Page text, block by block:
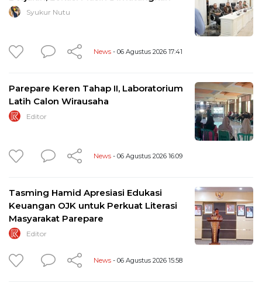
Syukur Nutu
News - 06 Agustus 2026 17:41
Parepare Keren Tahap II, Laboratorium
Latih Calon Wirausaha
Editor
News - 06 Agustus 2026 16:09
Tasming Hamid Apresiasi Edukasi
Keuangan OJK untuk Perkuat Literasi
Masyarakat Parepare
Editor
News - 06 Agustus 2026 15:58